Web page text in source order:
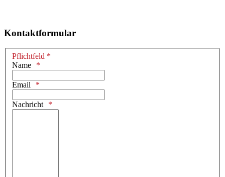
Kontaktformular
Pflichtfeld *
Name
Email
Nachricht